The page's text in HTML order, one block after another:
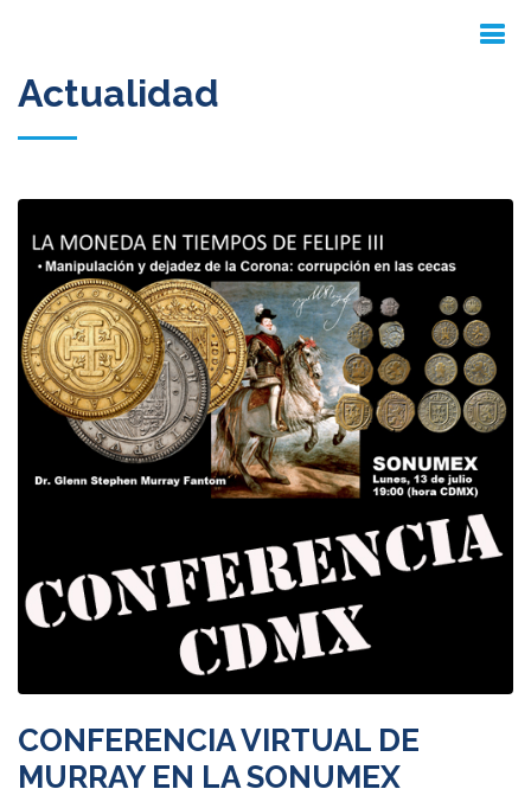
Actualidad
CONFERENCIA VIRTUAL DE
MURRAY EN LA SONUMEX